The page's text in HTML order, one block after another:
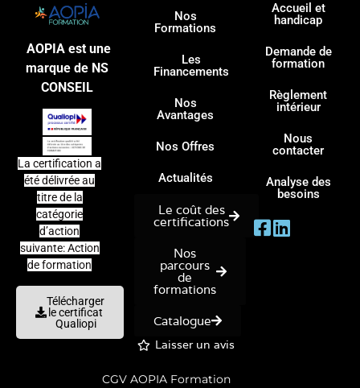
AOPIA est une
marque de NS
CONSEIL
La certification a
été délivrée au
titre de la
catégorie
d’action
suivante: Action
de formation
Télécharger
le certificat
Qualiopi
Nos
Formations
Les
Financements
Nos
Avantages
Nos Offres
Actualités
Le coût des
certifications
Nos
parcours
de
formations
Catalogue
Laisser un avis
Accueil et
handicap
Demande de
formation
Règlement
intérieur
Nous
contacter
Analyse des
besoins
CGV AOPIA Formation